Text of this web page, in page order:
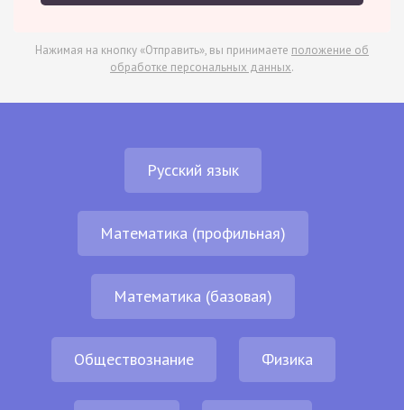
Нажимая на кнопку «Отправить», вы принимаете положение об
обработке персональных данных.
Русский язык
Математика (профильная)
Математика (базовая)
Обществознание Физика